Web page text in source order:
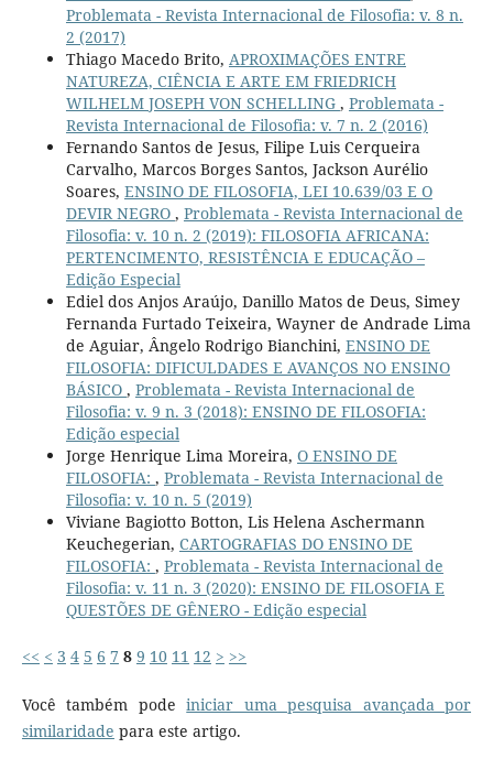
Problemata - Revista Internacional de Filosofia: v. 8 n.
2 (2017)
Thiago Macedo Brito, APROXIMAÇÕES ENTRE
NATUREZA, CIÊNCIA E ARTE EM FRIEDRICH
WILHELM JOSEPH VON SCHELLING , Problemata -
Revista Internacional de Filosofia: v. 7 n. 2 (2016)
Fernando Santos de Jesus, Filipe Luis Cerqueira
Carvalho, Marcos Borges Santos, Jackson Aurélio
Soares, ENSINO DE FILOSOFIA, LEI 10.639/03 E O
DEVIR NEGRO , Problemata - Revista Internacional de
Filosofia: v. 10 n. 2 (2019): FILOSOFIA AFRICANA:
PERTENCIMENTO, RESISTÊNCIA E EDUCAÇÃO –
Edição Especial
Ediel dos Anjos Araújo, Danillo Matos de Deus, Simey
Fernanda Furtado Teixeira, Wayner de Andrade Lima
de Aguiar, Ângelo Rodrigo Bianchini, ENSINO DE
FILOSOFIA: DIFICULDADES E AVANÇOS NO ENSINO
BÁSICO , Problemata - Revista Internacional de
Filosofia: v. 9 n. 3 (2018): ENSINO DE FILOSOFIA:
Edição especial
Jorge Henrique Lima Moreira, O ENSINO DE
FILOSOFIA: , Problemata - Revista Internacional de
Filosofia: v. 10 n. 5 (2019)
Viviane Bagiotto Botton, Lis Helena Aschermann
Keuchegerian, CARTOGRAFIAS DO ENSINO DE
FILOSOFIA: , Problemata - Revista Internacional de
Filosofia: v. 11 n. 3 (2020): ENSINO DE FILOSOFIA E
QUESTÕES DE GÊNERO - Edição especial
<< < 3 4 5 6 7 8 9 10 11 12 > >>
Você também podeiniciar uma pesquisa avançada por
similaridade para este artigo.